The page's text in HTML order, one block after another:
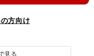
方向け
見る